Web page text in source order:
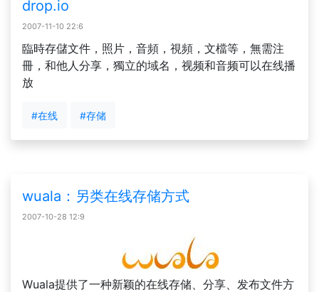
drop.io
2007-11-10 22:6
臨時存儲文件，照片，音頻，視頻，文檔等，無需注
冊，和他人分享，獨立的域名，视频和音频可以在线播
放
#在线 #存储
wuala：另类在线存储方式
2007-10-28 12:9
Wuala提供了一种新颖的在线存储、分享、发布文件方